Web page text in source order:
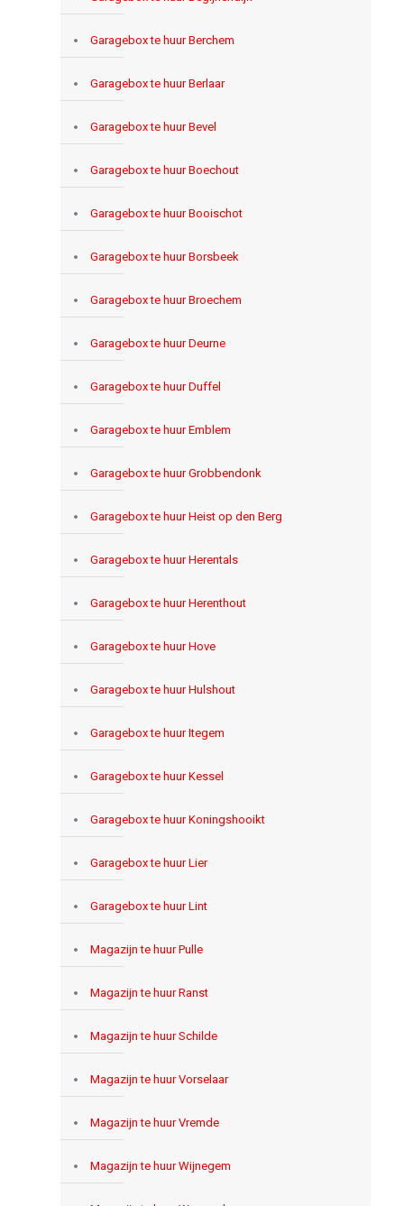
Garagebox te huur Berchem
Garagebox te huur Berlaar
Garagebox te huur Bevel
Garagebox te huur Boechout
Garagebox te huur Booischot
Garagebox te huur Borsbeek
Garagebox te huur Broechem
Garagebox te huur Deurne
Garagebox te huur Duffel
Garagebox te huur Emblem
Garagebox te huur Grobbendonk
Garagebox te huur Heist op den Berg
Garagebox te huur Herentals
Garagebox te huur Herenthout
Garagebox te huur Hove
Garagebox te huur Hulshout
Garagebox te huur Itegem
Garagebox te huur Kessel
Garagebox te huur Koningshooikt
Garagebox te huur Lier
Garagebox te huur Lint
Magazijn te huur Pulle
Magazijn te huur Ranst
Magazijn te huur Schilde
Magazijn te huur Vorselaar
Magazijn te huur Vremde
Magazijn te huur Wijnegem